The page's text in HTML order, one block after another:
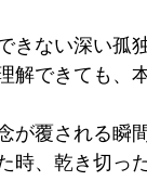
きない深い孤
解できても、
が覆される瞬
時、乾き切っ